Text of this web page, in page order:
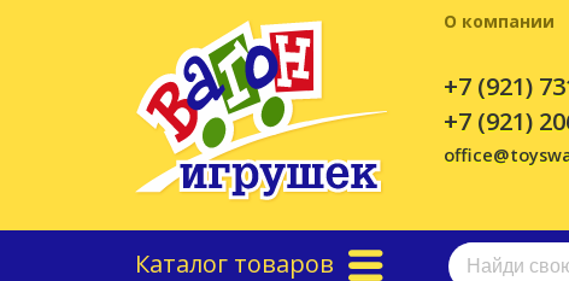
+7 (921)
+7 (921)
Каталог товаров
О компании